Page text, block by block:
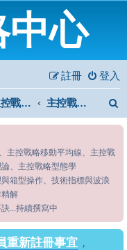
中心
登入
註冊
主控戰略系列 主控戰略移動平均線
主控戰略移動平均線、主控戰
、主控戰略型態學
箱型操作、技術指標與波浪
解
...持續撰寫中
重新註冊事宜 ，